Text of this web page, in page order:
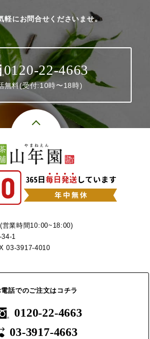
軽にお問合せくださいませ。
0120-22-4663
無料(受付:10時〜18時)
営業時間10:00~18:00)
34-1
03-3917-4010
電話でのご注文はコチラ
0120-22-4663
03-3917-4663